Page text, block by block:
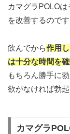
カマグラPOLO
を改善するのです
飲んでから作用
は十分な時間を
もちろん勝手に
欲がなければ勃起
カマグラ